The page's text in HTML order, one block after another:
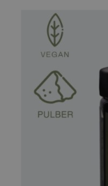
БРОНИРОВАНИЕ
ПРАЙС-ЛИСТ
БЛОГ